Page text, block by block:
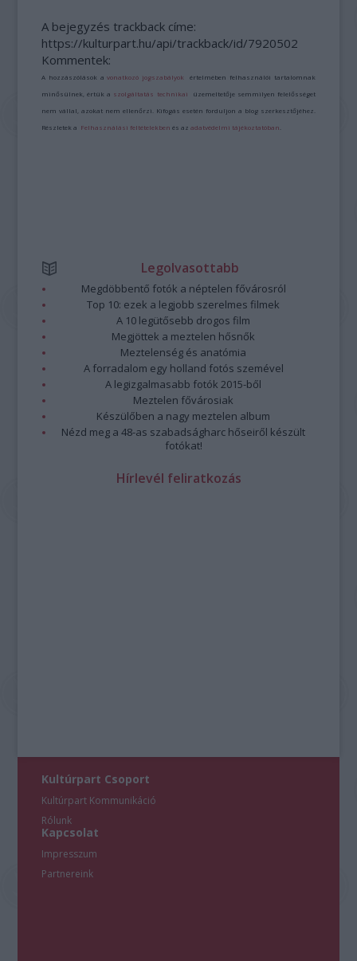
A bejegyzés trackback címe:
https://kulturpart.hu/api/trackback/id/7920502
Kommentek:
A hozzászólások avonatkozó jogszabályok értelmében felhasználói tartalomnak
minősülnek, értük a szolgáltatás technikai üzemeltetője semmilyen felelősséget
nem vállal, azokat nem ellenőrzi. Kifogás esetén forduljon a blog szerkesztőjéhez.
Részletek a Felhasználási feltételekben és azadatvédelmi tájékoztatóban
Legolvasottabb
Megdöbbentő fotók a néptelen fővárosról
Top 10: ezek a legjobb szerelmes filmek
A 10 legütősebb drogos film
Megjöttek a meztelen hősnők
Meztelenség és anatómia
A forradalom egy holland fotós szemével
A legizgalmasabb fotók 2015-ből
Meztelen fővárosiak
Készülőben a nagy meztelen album
Nézd meg a 48-as szabadságharc hőseiről készült
fotókat!
Hírlevél feliratkozás
Kultúrpart Csoport
Kultúrpart Kommunikáció
Rólunk
Kapcsolat
Impresszum
Partnereink